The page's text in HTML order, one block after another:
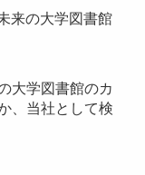
来の大学図書館
大学図書館のカ
、当社として検